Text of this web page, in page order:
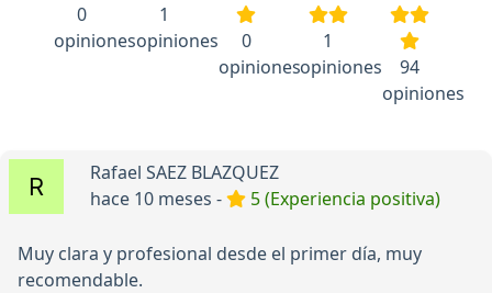
0
opiniones
1
opiniones
0
opiniones
1
opiniones
94
opiniones
Rafael SAEZ BLAZQUEZ
hace 10 meses -
5 (Experiencia positiva)
Muy clara y profesional desde el primer día, muy
recomendable.